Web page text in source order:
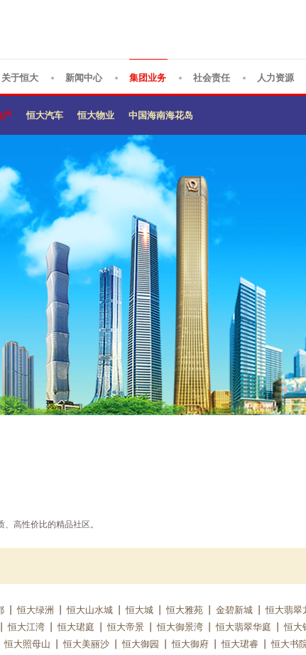
关于恒大 新闻中心 集团业务 社会责任 人力资源
产 恒大汽车 恒大物业 中国海南海花岛
高性价比的精品社区。
恒大绿洲 恒大山水城 恒大城 恒大雅苑 金碧新城 恒大翡翠
恒大江湾 恒大珺庭 恒大帝景 恒大御景湾 恒大翡翠华庭 恒大
恒大照母山 恒大美丽沙 恒大御园 恒大御府 恒大珺睿 恒大书